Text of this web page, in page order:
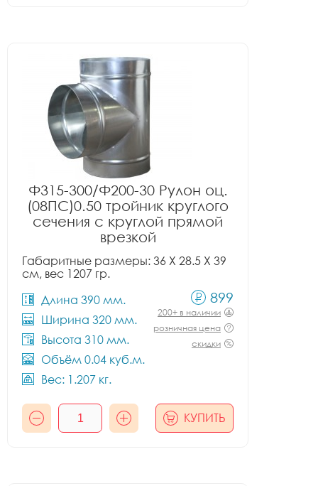
Ф315-300/Ф200-30 Рулон оц.
(08ПС)0.50 тройник круглого
сечения с круглой прямой
врезкой
Габаритные размеры: 36 X 28.5 X 39
см, вес 1207 гр.
Длина 390 мм.
Ширина 320 мм.
Высота 310 мм.
Объём 0.04 куб.м.
Вес: 1.207 кг.
899
200+ в наличии
розничная цена
скидки
КУПИТЬ